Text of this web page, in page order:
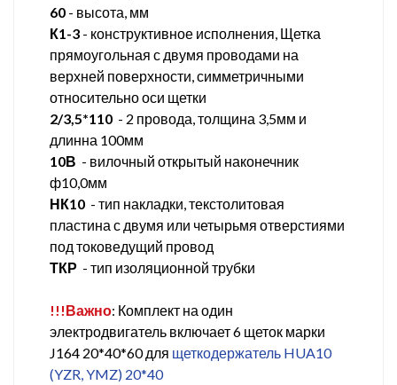
60 - высота, мм
К1-3 - конструктивное исполнения, Щетка
прямоугольная с двумя проводами на
верхней поверхности, симметричными
относительно оси щетки
2/3,5*110 - 2 провода, толщина 3,5мм и
длинна 100мм
10В - вилочный открытый наконечник
ф10,0мм
НК10 - тип накладки, текстолитовая
пластина с двумя или четырьмя отверстиями
под токоведущий провод
ТКР - тип изоляционной трубки
!!!Важно: Комплект на один
электродвигатель включает 6 щеток марки
J164 20*40*60 для щеткодержатель HUA10
(YZR, YMZ) 20*40